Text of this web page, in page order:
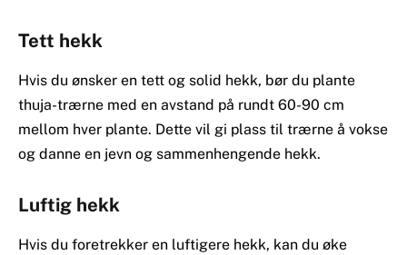
Tett hekk
Hvis du ønsker en tett og solid hekk, bør du plante
thuja-trærne med en avstand på rundt 60-90 cm
mellom hver plante. Dette vil gi plass til trærne å vokse
og danne en jevn og sammenhengende hekk.
Luftig hekk
Hvis du foretrekker en luftigere hekk, kan du øke